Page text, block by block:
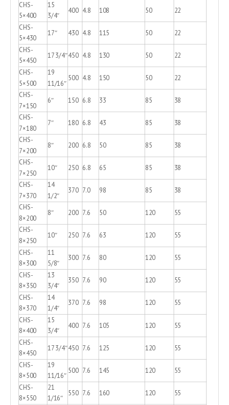
CHS-
5×400
15
3/4″
400 4.8 108 50 22
CHS-
5×430
17″ 430 4.8 115 50 22
CHS-
5×450
17 3/4″450 4.8 130 50 22
CHS-
5×500
19
11/16″
500 4.8 150 50 22
CHS-
7×150
6″ 150 6.8 33 85 38
CHS-
7×180
7″ 180 6.8 43 85 38
CHS-
7×200
8″ 200 6.8 50 85 38
CHS-
7×250
10″ 250 6.8 65 85 38
CHS-
7×370
14
1/2″
370 7.0 98 85 38
CHS-
8×200
8″ 200 7.6 50 120 55
CHS-
8×250
10″ 250 7.6 63 120 55
CHS-
8×300
11
5/8″
300 7.6 80 120 55
CHS-
8×350
13
3/4″
350 7.6 90 120 55
CHS-
8×370
14
1/4″
370 7.6 98 120 55
CHS-
8×400
15
3/4″
400 7.6 105 120 55
CHS-
8×450
17 3/4″450 7.6 125 120 55
CHS-
8×500
19
11/16″
500 7.6 145 120 55
CHS-
8×550
21
1/16″
550 7.6 160 120 55